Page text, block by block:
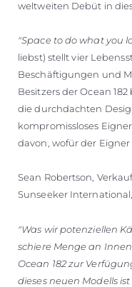
weltweiten Debüt in
"Space to do what you
liebst) stellt vier
Beschäftigungen und
Besitzers der Ocean
die durchdachten
kompromissloses
davon, wofür der
Sean Robertson,
Sunseeker
"Was wir potenziellen
schiere Menge an
Ocean 182 zur
dieses neuen Modells